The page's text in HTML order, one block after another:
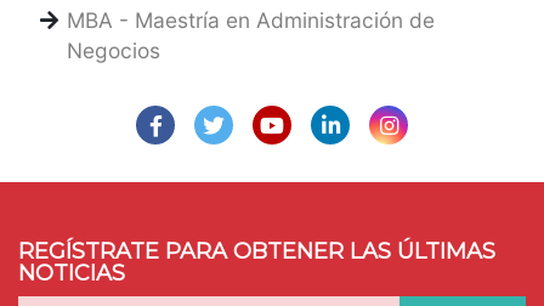
MBA - Maestría en Administración de
Negocios
REGÍSTRATE PARA OBTENER LAS ÚLTIMAS
NOTICIAS